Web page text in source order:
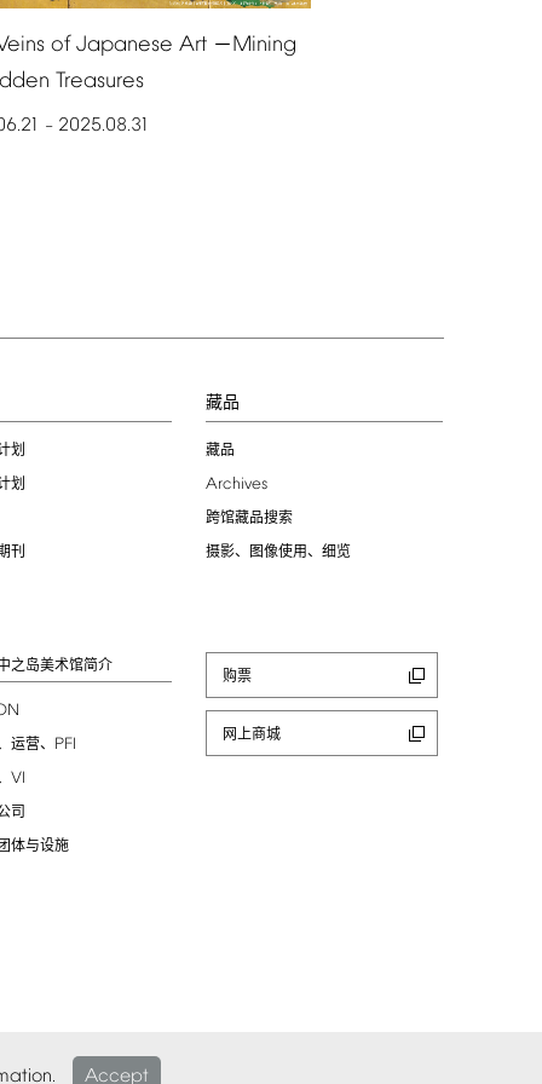
Accept
of Japanese Art －Mining
Treasures
– 2025.08.31
划
划
刊
藏品
藏品
Archives
跨馆藏品搜索
摄影、图像使用、细览
之岛美术馆简介
运营、 PFI
VI
司
体与设施
购票
网上商城